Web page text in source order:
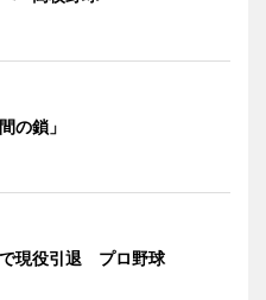
の鎖」
現役引退 プロ野球